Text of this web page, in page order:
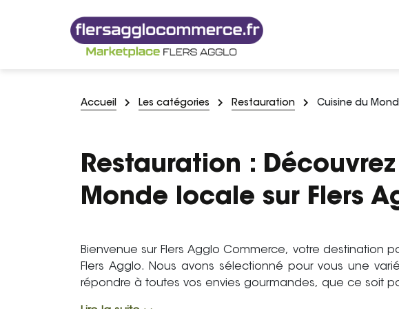
Accueil Les catégories Restauration Cuisine du
Restauration :
Monde locale sur Flers
Bienvenue sur Flers Agglo Commerce, votre destination
Flers Agglo. Nous avons sélectionné pour vous une
répondre à toutes vos envies gourmandes, que ce soit